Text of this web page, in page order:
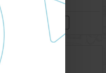
59.90 lei
CUMPARA